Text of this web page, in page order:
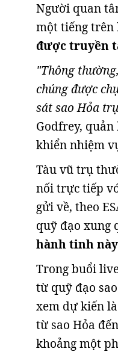
Người quan
một tiếng trên
được truyền
"Thông
chúng được
sát sao Hỏa
Godfrey,
khiển nhiệm
Tàu vũ trụ
nối trực tiếp
gửi về, theo
quỹ đạo xung
hành tinh
Trong buổi
từ quỹ đạo
xem dự kiến
từ sao Hỏa
khoảng một